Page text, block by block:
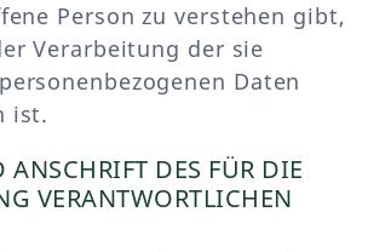
Person zu verstehen gibt,
Verarbeitung der sie
Daten
ist.
DES FÜR DIE
VERANTWORTLICHEN